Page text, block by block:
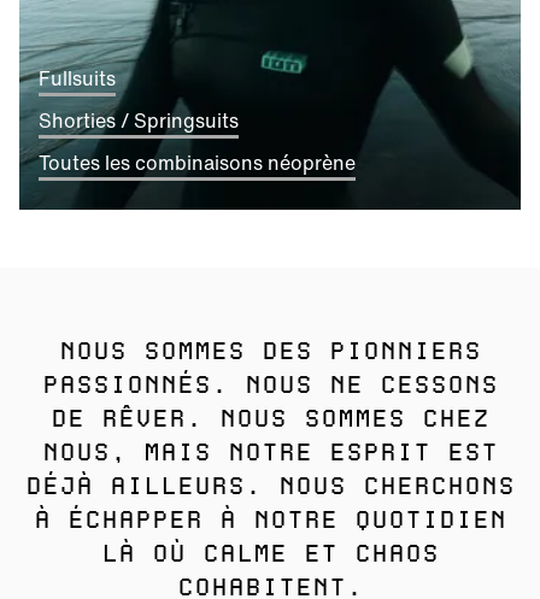
Fullsuits
Shorties / Springsuits
Toutes les combinaisons néoprène
NOUS SOMMES DES PIONNIERS
PASSIONNÉS. NOUS NE CESSONS
DE RÊVER. NOUS SOMMES CHEZ
NOUS, MAIS NOTRE ESPRIT EST
DÉJÀ AILLEURS. NOUS CHERCHONS
À ÉCHAPPER À NOTRE QUOTIDIEN
LÀ OÙ CALME ET CHAOS
COHABITENT.